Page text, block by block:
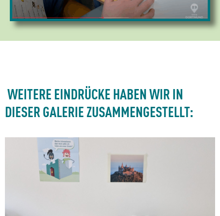
WEITERE EINDRÜCKE HABEN WIR IN
DIESER GALERIE ZUSAMMENGESTELLT: